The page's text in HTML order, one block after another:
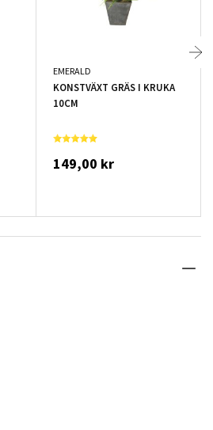
EMERALD
KONSTVÄXT GRÄS I KRUKA
10CM
149,00 kr